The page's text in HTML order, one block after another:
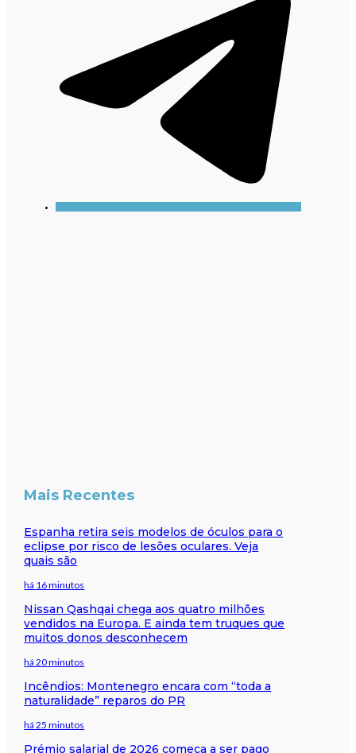
Mais Recentes
Espanha retira seis modelos de óculos para o
eclipse por risco de lesões oculares. Veja
quais são
há 16 minutos
Nissan Qashqai chega aos quatro milhões
vendidos na Europa. E ainda tem truques que
muitos donos desconhecem
há 20 minutos
Incêndios: Montenegro encara com “toda a
naturalidade” reparos do PR
há 25 minutos
Prémio salarial de 2026 começa a ser pago